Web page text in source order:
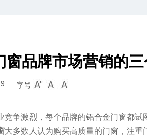
窗品牌市场营销的
字号
竞争激烈，每个品牌的铝合金门窗都
大多数人认为购买高质量的门窗，注